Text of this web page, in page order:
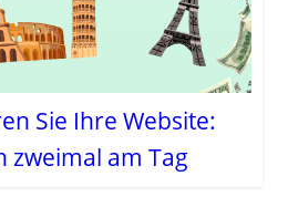
Sie Ihre Website:
zweimal am Tag